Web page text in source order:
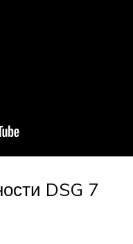
DSG 7